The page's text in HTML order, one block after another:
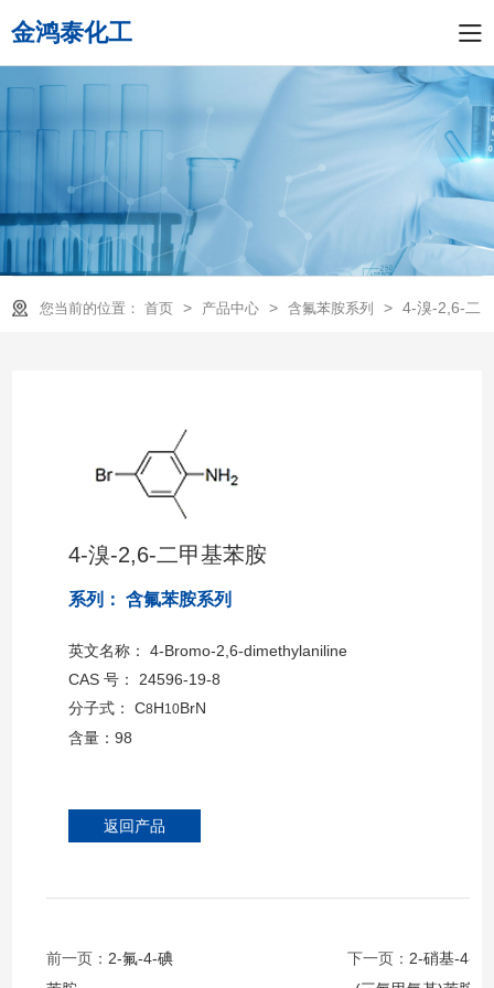
金鸿泰化工
您当前的位置： 首页 > 产品中心 > 含氟苯胺系列 > 4-溴-2,6-二
4-溴-2,6-二甲基苯胺
系列： 含氟苯胺系列
英文名称： 4-Bromo-2,6-dimethylaniline
CAS 号： 24596-19-8
分子式： C8H10BrN
含量：98
返回产品
前一页：2-氟-4-碘
下一页：2-硝基-4-